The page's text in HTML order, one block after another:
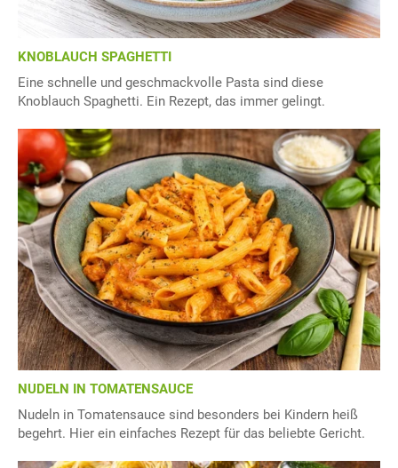
KNOBLAUCH SPAGHETTI
Eine schnelle und geschmackvolle Pasta sind diese
Knoblauch Spaghetti. Ein Rezept, das immer gelingt.
NUDELN IN TOMATENSAUCE
Nudeln in Tomatensauce sind besonders bei Kindern heiß
begehrt. Hier ein einfaches Rezept für das beliebte Gericht.